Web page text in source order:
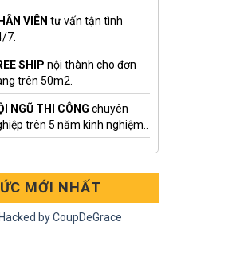
VIÊN tư vấn tận tình
7.
SHIP nội thành cho đơn
trên 50m2.
NGŨ THI CÔNG chuyên
trên 5 năm kinh nghiệm..
MỚI NHẤT
Hacked by CoupDeGrace